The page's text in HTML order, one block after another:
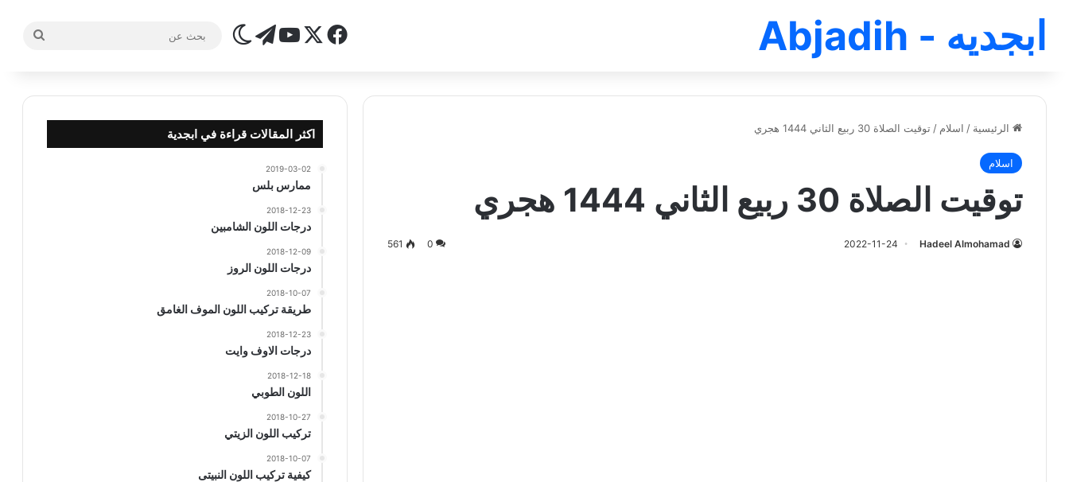
ابجديه - Abjadih فيسبوك
‫X
‫YouTube
تيلقرامالوضع المظلم
الرئيسية / اسلام / توقيت الصلاة 30 ربيع الثاني 1444 هجري
اسلام
توقيت الصلاة 30 ربيع الثاني 1444 هجري
Hadeel Almohamad
2022-11-24
0
561
اكثر المقالات قراءة في ابجدية
2019-03-02
ممارس بلس
2018-12-23
درجات اللون الشامبين
2018-12-09
درجات اللون الروز
2018-10-07
طريقة تركيب اللون الموف الغامق
2018-12-23
درجات الاوف وايت
2018-12-18
اللون الطوبي
2018-10-27
تركيب اللون الزيتي
2018-10-07
كيفية تركيب اللون النبيتى